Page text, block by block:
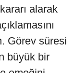
alarak
Görev süresi
büyük bir